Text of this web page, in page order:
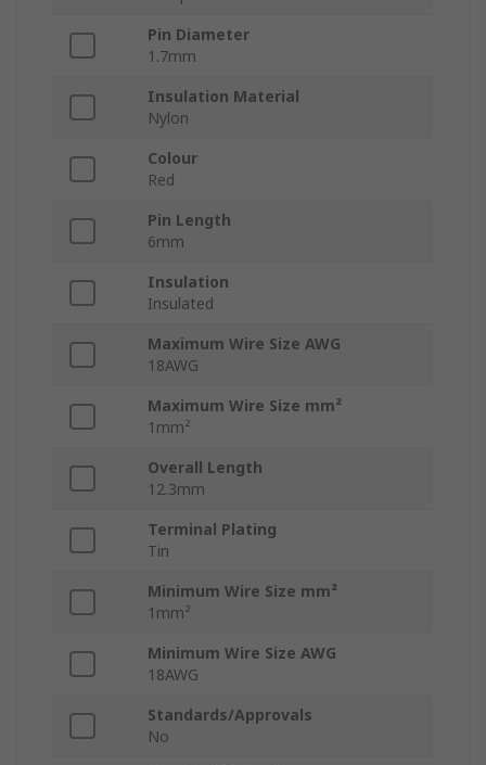
Pin Diameter
1.7mm
Insulation Material
Nylon
Colour
Red
Pin Length
6mm
Insulation
Insulated
Maximum Wire Size AWG
18AWG
Maximum Wire Size mm²
1mm²
Overall Length
12.3mm
Terminal Plating
Tin
Minimum Wire Size mm²
1mm²
Minimum Wire Size AWG
18AWG
Standards/Approvals
No